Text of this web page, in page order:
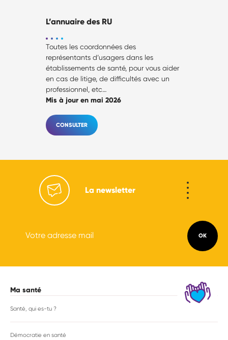
L’annuaire des RU
Toutes les coordonnées des
représentants d’usagers dans les
établissements de santé, pour vous aider
en cas de litige, de difficultés avec un
professionnel, etc…
Mis à jour en mai 2026
CONSULTER
La newsletter
Navigation
principale
Ma santé
Santé, qui es-tu ?
Démocratie en santé